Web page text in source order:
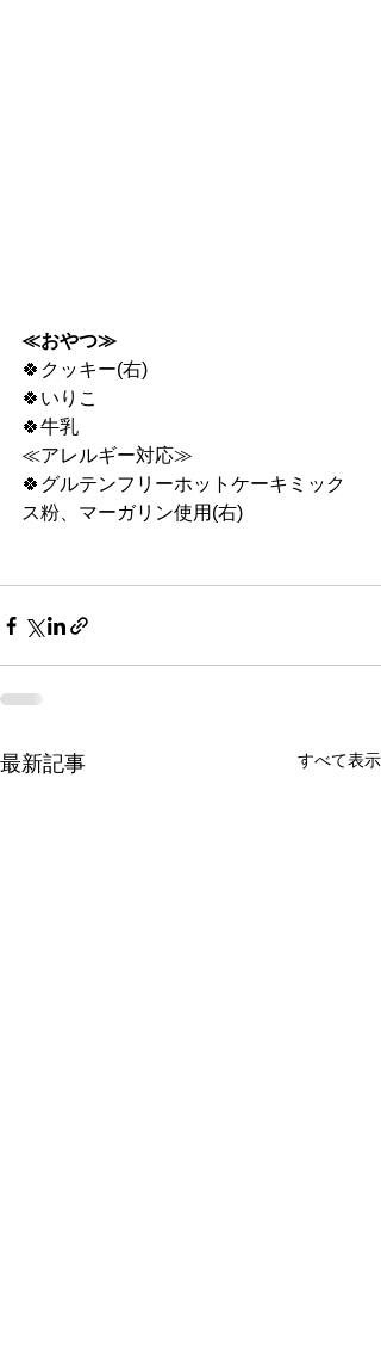
≪おやつ≫
🍀クッキー(右)
🍀いりこ
🍀牛乳
≪アレルギー対応≫
🍀グルテンフリーホットケーキミック
ス粉、マーガリン使用(右)
最新記事 すべて表示